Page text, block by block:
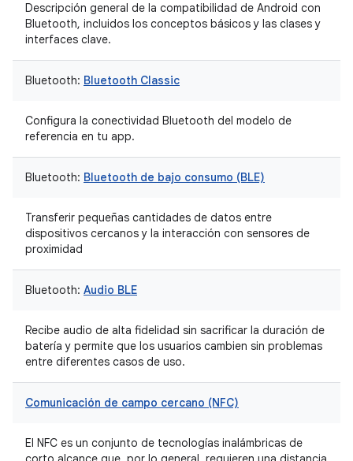
Descripción general de la compatibilidad de Android con
Bluetooth, incluidos los conceptos básicos y las clases y
interfaces clave.
Bluetooth: Bluetooth Classic
Configura la conectividad Bluetooth del modelo de
referencia en tu app.
Bluetooth: Bluetooth de bajo consumo (BLE)
Transferir pequeñas cantidades de datos entre
dispositivos cercanos y la interacción con sensores de
proximidad
Bluetooth: Audio BLE
Recibe audio de alta fidelidad sin sacrificar la duración de
batería y permite que los usuarios cambien sin problemas
entre diferentes casos de uso.
Comunicación de campo cercano (NFC)
El NFC es un conjunto de tecnologías inalámbricas de